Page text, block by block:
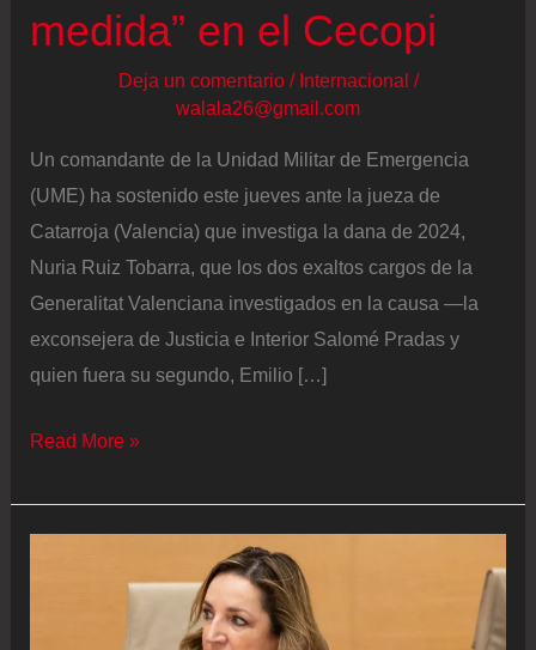
medida” en el Cecopi
Deja un comentario / Internacional /
walala26@gmail.com
Un comandante de la Unidad Militar de Emergencia
(UME) ha sostenido este jueves ante la jueza de
Catarroja (Valencia) que investiga la dana de 2024,
Nuria Ruiz Tobarra, que los dos exaltos cargos de la
Generalitat Valenciana investigados en la causa ―la
exconsejera de Justicia e Interior Salomé Pradas y
quien fuera su segundo, Emilio […]
Un
afirma
Read More »